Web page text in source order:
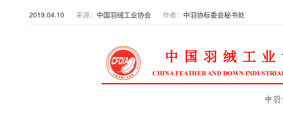
2019.04.10 来源： 中国羽绒工业协会 作者： 中羽协标委会秘书处